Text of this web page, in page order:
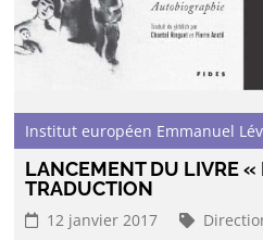
Institut européen Emmanuel
LANCEMENT DU LIVRE
TRADUCTION
12 janvier 2017